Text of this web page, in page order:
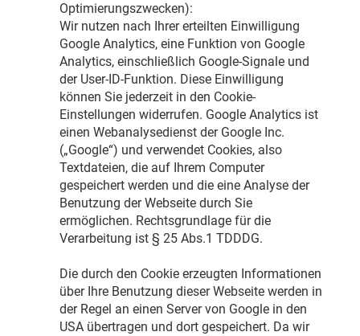
Optimierungszwecken):
Wir nutzen nach Ihrer erteilten Einwilligung
Google Analytics, eine Funktion von Google
Analytics, einschließlich Google-Signale und
der User-ID-Funktion. Diese Einwilligung
können Sie jederzeit in den Cookie-
Einstellungen widerrufen. Google Analytics ist
einen Webanalysedienst der Google Inc.
(„Google“) und verwendet Cookies, also
Textdateien, die auf Ihrem Computer
gespeichert werden und die eine Analyse der
Benutzung der Webseite durch Sie
ermöglichen. Rechtsgrundlage für die
Verarbeitung ist § 25 Abs.1 TDDDG.
Die durch den Cookie erzeugten Informationen
über Ihre Benutzung dieser Webseite werden in
der Regel an einen Server von Google in den
USA übertragen und dort gespeichert. Da wir